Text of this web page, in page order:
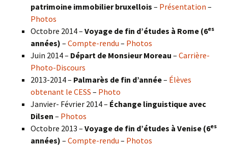
patrimoine immobilier bruxellois – Présentation –
Photos
Octobre 2014 – Voyage de fin d’études à Rome (6es
années) – Compte-rendu – Photos
Juin 2014 – Départ de Monsieur Moreau – Carrière-
Photo-Discours
2013-2014 – Palmarès de fin d’année– Élèves
obtenant le CESS – Photo
Janvier- Février 2014 – Échange linguistique avec
Dilsen – Photos
Octobre 2013 – Voyage de fin d’études à Venise (6es
années) – Compte-rendu – Photos